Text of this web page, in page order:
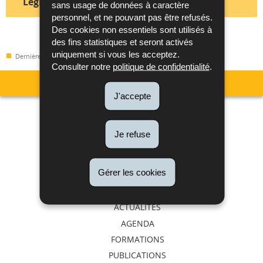
sans usage de données à caractère
personnel, et ne pouvant pas être refusés.
Des cookies non essentiels sont utilisés à
des fins statistiques et seront activés
uniquement si vous les acceptez.
Consulter notre politique de confidentialité.
J'accepte
Je refuse
Gérer les cookies
Dernière mise à jour02/05/2017
navigation
Accréditation et Notification
Confiance numérique
Normes et Normalisation
Libre circulation et surveillance du marché
ACTUALITÉS
AGENDA
FORMATIONS
PUBLICATIONS